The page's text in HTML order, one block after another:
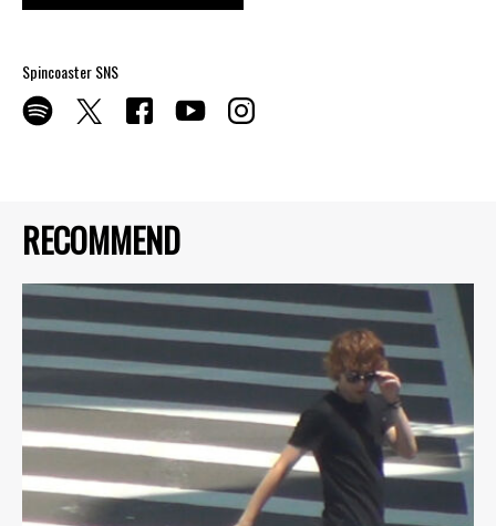
RECOMMEND
Spincoaster SNS